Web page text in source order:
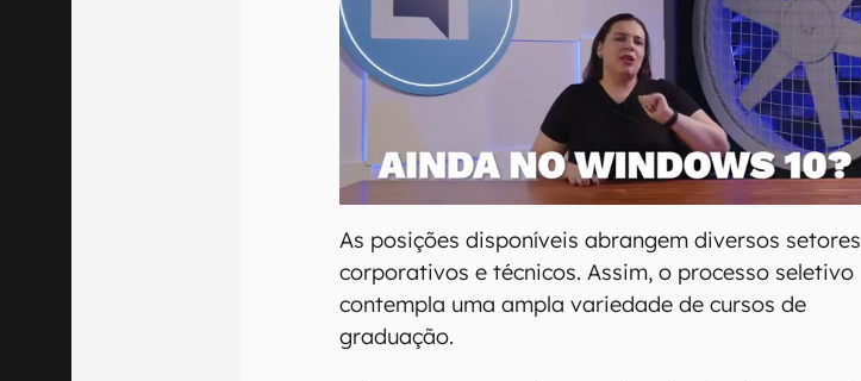
As posições disponíveis abrangem diversos setores
corporativos e técnicos. Assim, o processo seletivo
contempla uma ampla variedade de cursos de
graduação.